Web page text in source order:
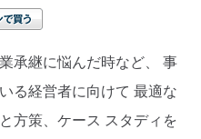
承継に悩んだ時など、 事
る経営者に向けて 最適な
方策、ケース スタディを